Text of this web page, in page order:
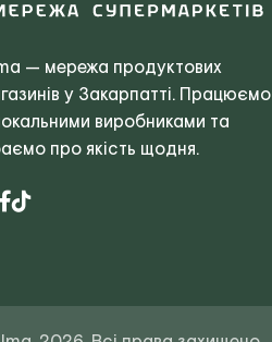
— мережа продуктових
у Закарпатті. Працюємо
виробниками та
про якість щодня.